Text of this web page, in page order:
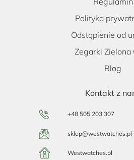
Polityka
Odstąpienie od
Zegarki Zielona
Blog
Kontakt z
+48 505 203 307
sklep@westwatches.pl
Westwatches.pl